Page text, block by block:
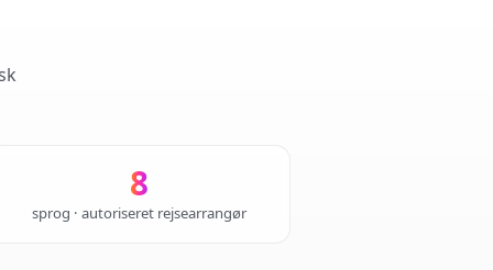
8
sprog · autoriseret rejsearrangør